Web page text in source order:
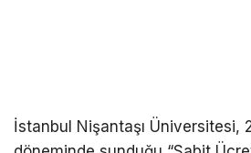
İstanbul Nişantaşı Üniversitesi,